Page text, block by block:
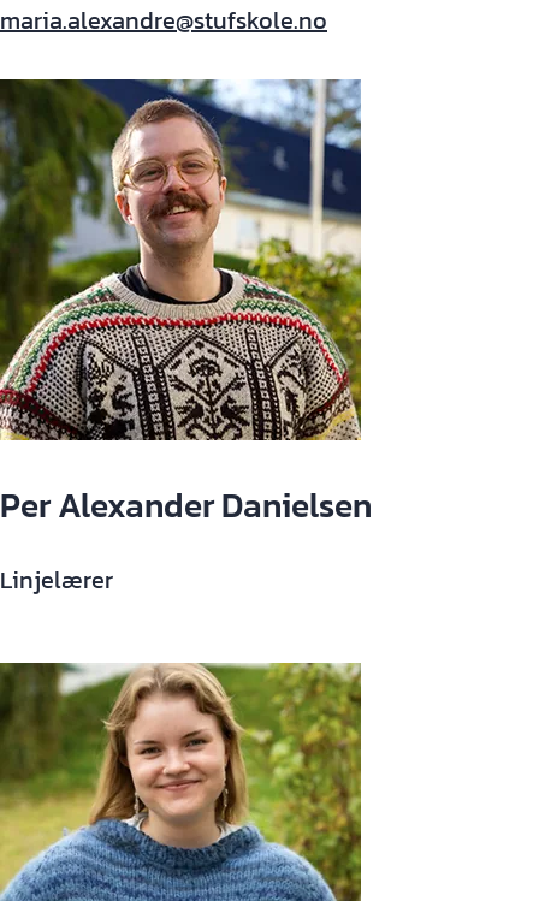
maria.alexandre@stufskole.no
Per Alexander Danielsen
Linjelærer